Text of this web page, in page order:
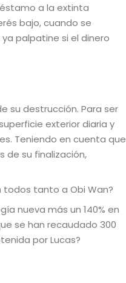
a la extinta
bajo, cuando se
palpatine si el dinero
su destrucción. Para ser
exterior diaria y
Teniendo en cuenta que
de su finalización,
todos tanto a Obi Wan?
nueva más un 140% en
se han recaudado 300
por Lucas?